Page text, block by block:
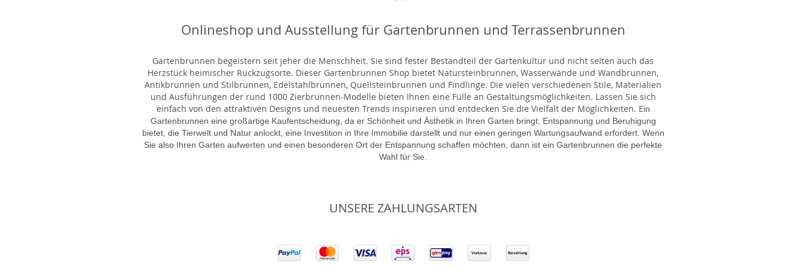
Onlineshop und Ausstellung für Gartenbrunnen und Terrassenbrunnen
Gartenbrunnen begeistern seit jeher die Menschheit. Sie sind fester Bestandteil der Gartenkultur und nicht selten auch das
Herzstück heimischer Rückzugsorte. Dieser Gartenbrunnen Shop bietet Natursteinbrunnen, Wasserwände und Wandbrunnen,
Antikbrunnen und Stilbrunnen, Edelstahlbrunnen, Quellsteinbrunnen und Findlinge. Die vielen verschiedenen Stile, Materialien
und Ausführungen der rund 1000 Zierbrunnen-Modelle bieten Ihnen eine Fülle an Gestaltungsmöglichkeiten. Lassen Sie sich
einfach von den attraktiven Designs und neuesten Trends inspirieren und entdecken Sie die Vielfalt der Möglichkeiten. Ein
Gartenbrunnen eine großartige Kaufentscheidung, da er Schönheit und Ästhetik in Ihren Garten bringt, Entspannung und Beruhigung
bietet, die Tierwelt und Natur anlockt, eine Investition in Ihre Immobilie darstellt und nur einen geringen Wartungsaufwand erfordert. Wenn
Sie also Ihren Garten aufwerten und einen besonderen Ort der Entspannung schaffen möchten, dann ist ein Gartenbrunnen die perfekte
Wahl für Sie.
UNSERE ZAHLUNGSARTEN